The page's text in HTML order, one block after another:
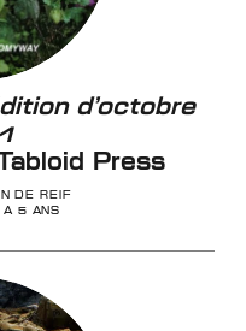
d'octobre
Press
DE REIF
A 5 ANS